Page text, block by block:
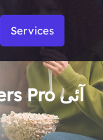
Services